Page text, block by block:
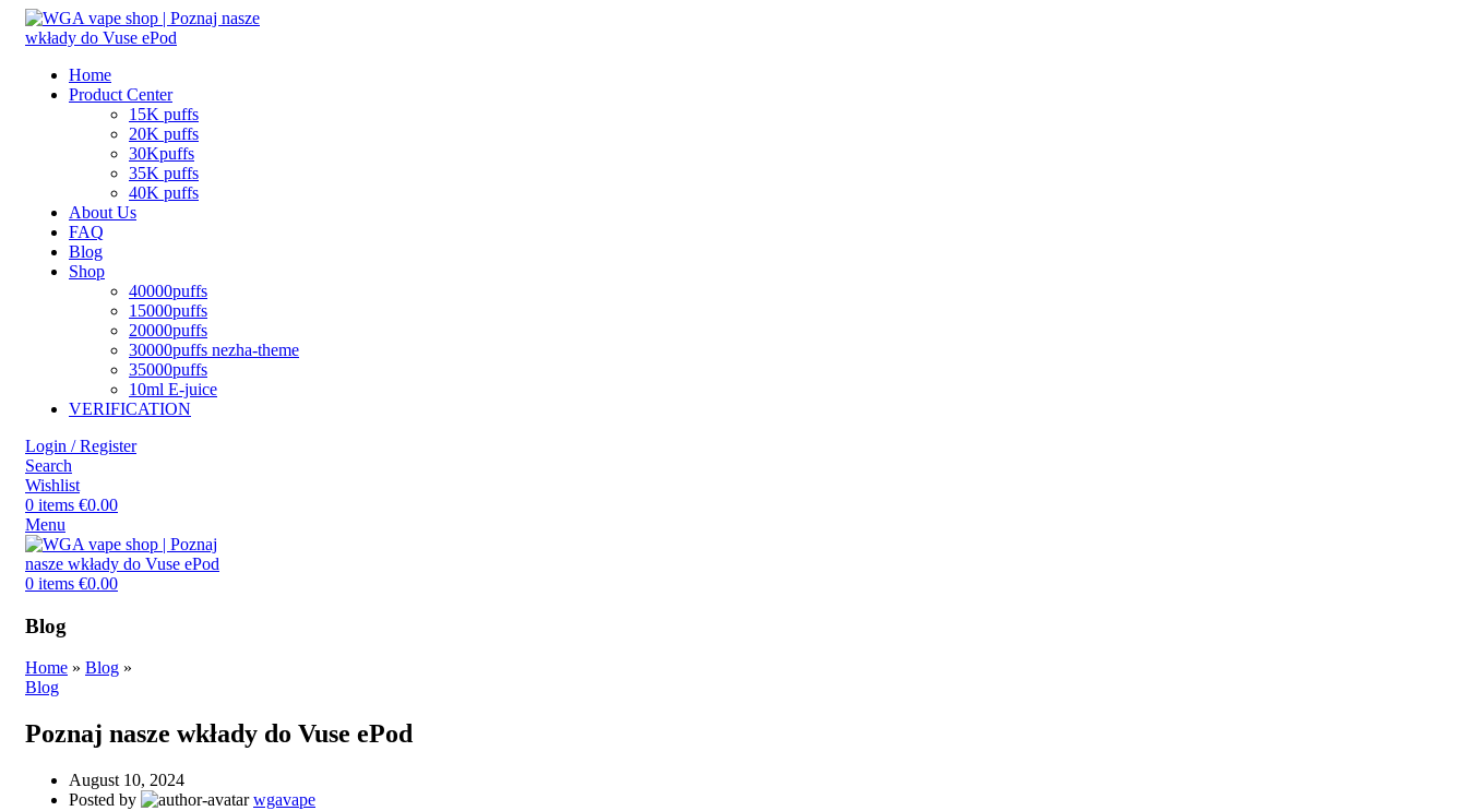
Home
Product Center
15K puffs
20K puffs
30Kpuffs
35K puffs
40K puffs
About Us
FAQ
Blog
Shop
40000puffs
15000puffs
20000puffs
30000puffs nezha-theme
35000puffs
10ml E-juice
VERIFICATION
Login / Register
Search
Wishlist
0 items €0.00
Menu
0 items €0.00
Blog
Home » Blog »
Blog
Poznaj nasze wkłady do Vuse ePod
August 10, 2024
Posted by
wgavape